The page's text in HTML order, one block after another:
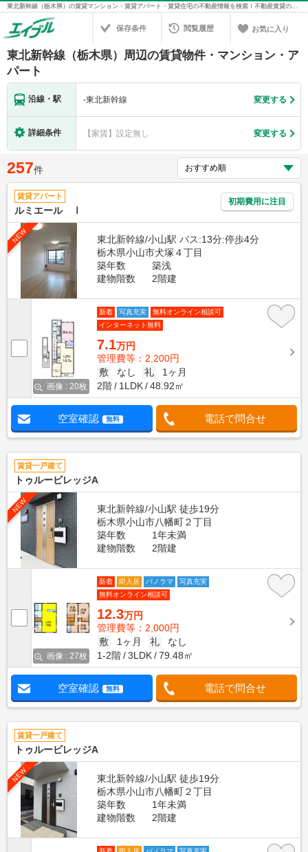
東北新幹線（栃木県）の賃貸マンション・賃貸アパート・賃貸住宅の不動産情報を検索！不動産賃貸の物件探しは、お部屋探しのエイブル
保存条件 閲覧履歴 お気に入り
東北新幹線（栃木県）周辺の賃貸物件・マンション・ア
パート
沿線・駅 -東北新幹線 変更する
詳細条件 【家賃】設定無し 変更する
257件
賃貸アパート
ルミエール Ⅰ
初期費用に注目
NEW
東北新幹線/小山駅 バス:13分:停歩4分
栃木県小山市犬塚４丁目
築年数
築浅
建物階数
2階建
画像 : 20枚
新着 写真充実
無料オンライン相談可
インターネット無料
7.1万円
管理費等：2,200円
敷
なし 礼
1ヶ月
2階
1LDK 48.92㎡
空室確認 無料 電話で問合せ
賃貸一戸建て
トゥルービレッジA
NEW
東北新幹線/小山駅 徒歩19分
栃木県小山市八幡町２丁目
築年数
1年未満
建物階数
2階建
画像 : 27枚
新着 即入居 パノラマ
写真充実
無料オンライン相談可
12.3万円
管理費等：2,000円
敷
1ヶ月 礼
なし
1-2階
3LDK 79.48㎡
空室確認 無料 電話で問合せ
賃貸一戸建て
トゥルービレッジA
NEW
東北新幹線/小山駅 徒歩19分
栃木県小山市八幡町２丁目
築年数
1年未満
建物階数
2階建